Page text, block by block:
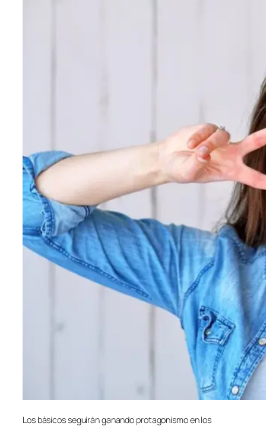
Los básicos seguirán ganando protagonismo en los